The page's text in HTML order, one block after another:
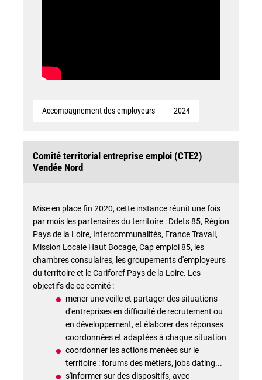
Accompagnement des employeurs 2024
Comité territorial entreprise emploi (CTE2)
Vendée Nord
Mise en place fin 2020, cette instance réunit une fois
par mois les partenaires du territoire : Ddets 85, Région
Pays de la Loire, Intercommunalités, France Travail,
Mission Locale Haut Bocage, Cap emploi 85, les
chambres consulaires, les groupements d'employeurs
du territoire et le Cariforef Pays de la Loire. Les
objectifs de ce comité :
mener une veille et partager des situations
d'entreprises en difficulté de recrutement ou
en développement, et élaborer des réponses
coordonnées et adaptées à chaque situation
coordonner les actions menées sur le
territoire : forums des métiers, jobs dating...
s'informer sur des dispositifs, avec